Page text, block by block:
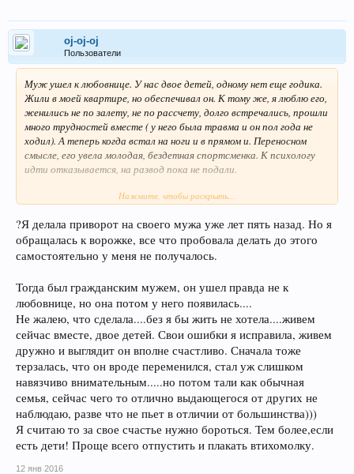
oj-oj-oj
Пользователи
Муж ушел к любовнице. У нас двое детей, одному нет еще годика.
Жили в моей квартире, но обеспечивал он. К тому же, я люблю его,
женились не по залету, не по рассчету, долго встречались, прошли
много трудностей вместе ( у него была травма и он пол года не
ходил). А теперь когда встал на ноги и в прямом и. Переносном
смысле, его увела молодая, бездетная спортсменка. К психологу
идти отказывается, на развод пока не подали.
Делал ли кто-то приворот? Ну или что-то на возврат чувств?
боюсь, в инете не верю. Работает ли вообще это все? Одни
пишут, что проклятие потом будет, другие уверяют, что все
хорошо потом. Подруга была у бабки полтора года назад, когда
бабка умерла. Дайте совет, я в отчаяние!
Нажмите, чтобы раскрыть...
?Я делала приворот на своего мужа уже лет пять назад. Но я
обращалась к ворожке, все что пробовала делать до этого
самостоятельно у меня не получалось.
Тогда был гражданским мужем, он ушел правда не к
любовнице, но она потом у него появилась....
Не жалею, что сделала....без я бы жить не хотела....живем
сейчас вместе, двое детей. Свои ошибки я исправила, живем
дружно и выглядит он вполне счастливо. Сначала тоже
терзалась, что он вроде переменился, стал уж слишком
навязчиво внимательным.....но потом тали как обычная
семья, сейчас чего то отлично выдающегося от других не
наблюдаю, разве что не пьет в отличии от большинства)))
Я считаю то за свое счастье нужно бороться. Тем более,если
есть дети! Проще всего отпустить и плакать втихомолку.
12 янв 2016